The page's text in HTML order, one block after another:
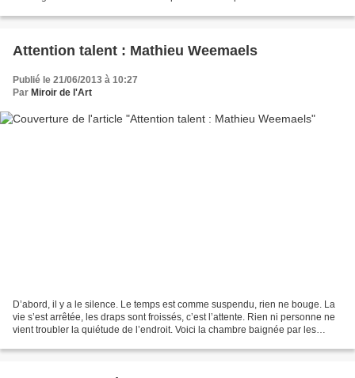
Attention talent : Mathieu Weemaels
Publié le 21/06/2013 à 10:27
Par Miroir de l'Art
D’abord, il y a le silence. Le temps est comme suspendu, rien ne bouge. La
vie s’est arrêtée, les draps sont froissés, c’est l’attente. Rien ni personne ne
vient troubler la quiétude de l’endroit. Voici la chambre baignée par les